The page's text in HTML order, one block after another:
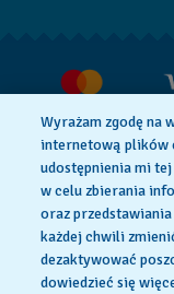
Warunki
Odstąp od
Polityka
Wyrażam zgodę na
internetową plików
udostępnienia mi
w celu zbierania
oraz
każdej chwili
dezaktywować
dowiedzieć się